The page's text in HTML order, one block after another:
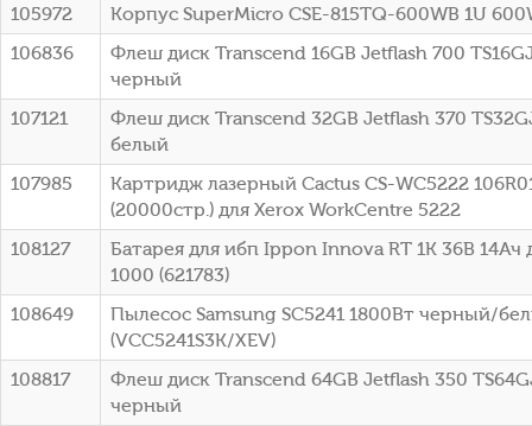
105972
Корпус SuperMicro CSE-815TQ-600WB 1U
106836
Флеш диск Transcend 16GB Jetflash 700
черный
107121
Флеш диск Transcend 32GB Jetflash 370
белый
107985
Картридж лазерный Cactus CS-WC5222
(20000стр.) для Xerox WorkCentre 5222
108127
Батарея для ибп Ippon Innova RT 1K 36В 14Ач
1000 (621783)
108649
Пылесос Samsung SC5241 1800Вт черный/
(VCC5241S3K/XEV)
108817
Флеш диск Transcend 64GB Jetflash 350
черный